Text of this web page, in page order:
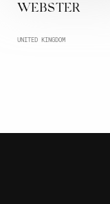
WEBSTER
UNITED KINGDOM